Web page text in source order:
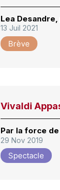
Lea
13 Juil 2021
Brève
Vivaldi
Par la force
29 Nov 2019
Spectacle